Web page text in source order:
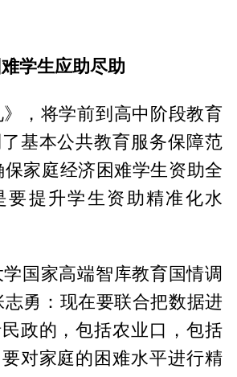
学生应助尽助
，将学前到高中阶段教育
基本公共教育服务保障范
保家庭经济困难学生资助全
要提升学生资助精准化水
国家高端智库教育国情调
勇：现在要联合把数据进
政的，包括农业口，包括
对家庭的困难水平进行精